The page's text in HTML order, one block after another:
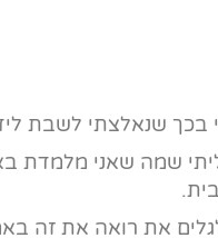
בכך שנאלצתי לשבת
שמה שאני מלמדת
את רואה את זה